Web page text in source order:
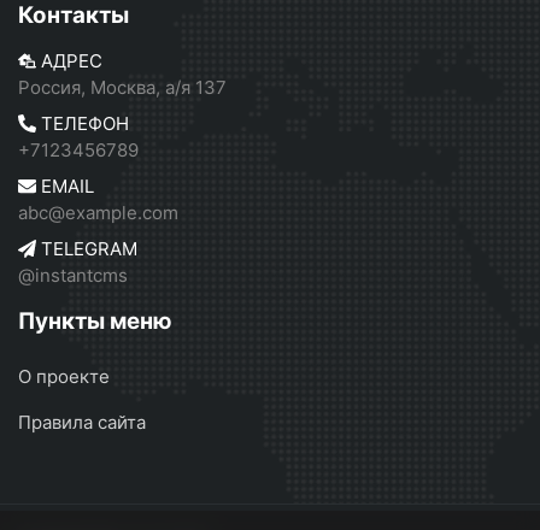
Контакты
АДРЕС
Россия, Москва, а/я 137
ТЕЛЕФОН
+7123456789
EMAIL
abc@example.com
TELEGRAM
@instantcms
Пункты меню
О проекте
Правила сайта